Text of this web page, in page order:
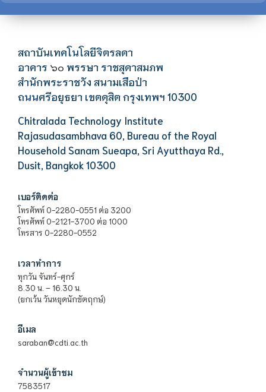
สถาบันเทคโนโลยีจิตรลดา
อาคาร ๖๐ พรรษา ราชสุดาสมภพ
สำนักพระราชวัง สนามเสือป่า
ถนนศรีอยุธยา เขตดุสิต กรุงเทพฯ 10300
Chitralada Technology Institute
Rajasudasambhava 60, Bureau of the Royal
Household Sanam Sueapa, Sri Ayutthaya Rd.,
Dusit, Bangkok 10300
เบอร์ติดต่อ
โทรศัพท์ 0-2280-0551 ต่อ 3200
โทรศัพท์ 0-2121-3700 ต่อ 1000
โทรสาร 0-2280-0552
เวลาทำการ
ทุกวัน จันทร์-ศุกร์
8.30 น. – 16.30 น.
(ยกเว้น วันหยุดนักขัตฤกษ์)
อีเมล
saraban@cdti.ac.th
จำนวนผู้เข้าชม
7583517